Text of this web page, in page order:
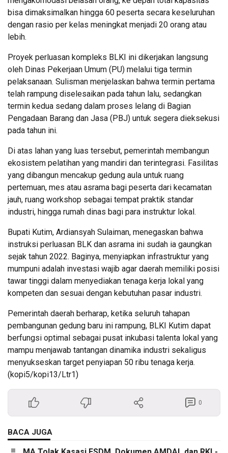
bisa dimaksimalkan hingga 60 peserta secara keseluruhan
dengan rasio per kelas meningkat menjadi 20 orang atau
lebih.
Proyek perluasan kompleks BLKI ini dikerjakan langsung
oleh Dinas Pekerjaan Umum (PU) melalui tiga termin
pelaksanaan. Sulisman menjelaskan bahwa termin pertama
telah rampung diselesaikan pada tahun lalu, sedangkan
termin kedua sedang dalam proses lelang di Bagian
Pengadaan Barang dan Jasa (PBJ) untuk segera dieksekusi
pada tahun ini.
Di atas lahan yang luas tersebut, pemerintah membangun
ekosistem pelatihan yang mandiri dan terintegrasi. Fasilitas
yang dibangun mencakup gedung aula untuk ruang
pertemuan, mes atau asrama bagi peserta dari kecamatan
jauh, ruang workshop sebagai tempat praktik standar
industri, hingga rumah dinas bagi para instruktur lokal.
Bupati Kutim, Ardiansyah Sulaiman, menegaskan bahwa
instruksi perluasan BLK dan asrama ini sudah ia gaungkan
sejak tahun 2022. Baginya, menyiapkan infrastruktur yang
mumpuni adalah investasi wajib agar daerah memiliki posisi
tawar tinggi dalam menyediakan tenaga kerja lokal yang
kompeten dan sesuai dengan kebutuhan pasar industri.
Pemerintah daerah berharap, ketika seluruh tahapan
pembangunan gedung baru ini rampung, BLKI Kutim dapat
berfungsi optimal sebagai pusat inkubasi talenta lokal yang
mampu menjawab tantangan dinamika industri sekaligus
menyukseskan target penyiapan 50 ribu tenaga kerja.
(kopi5/kopi13/Ltr1)
0
BACA JUGA